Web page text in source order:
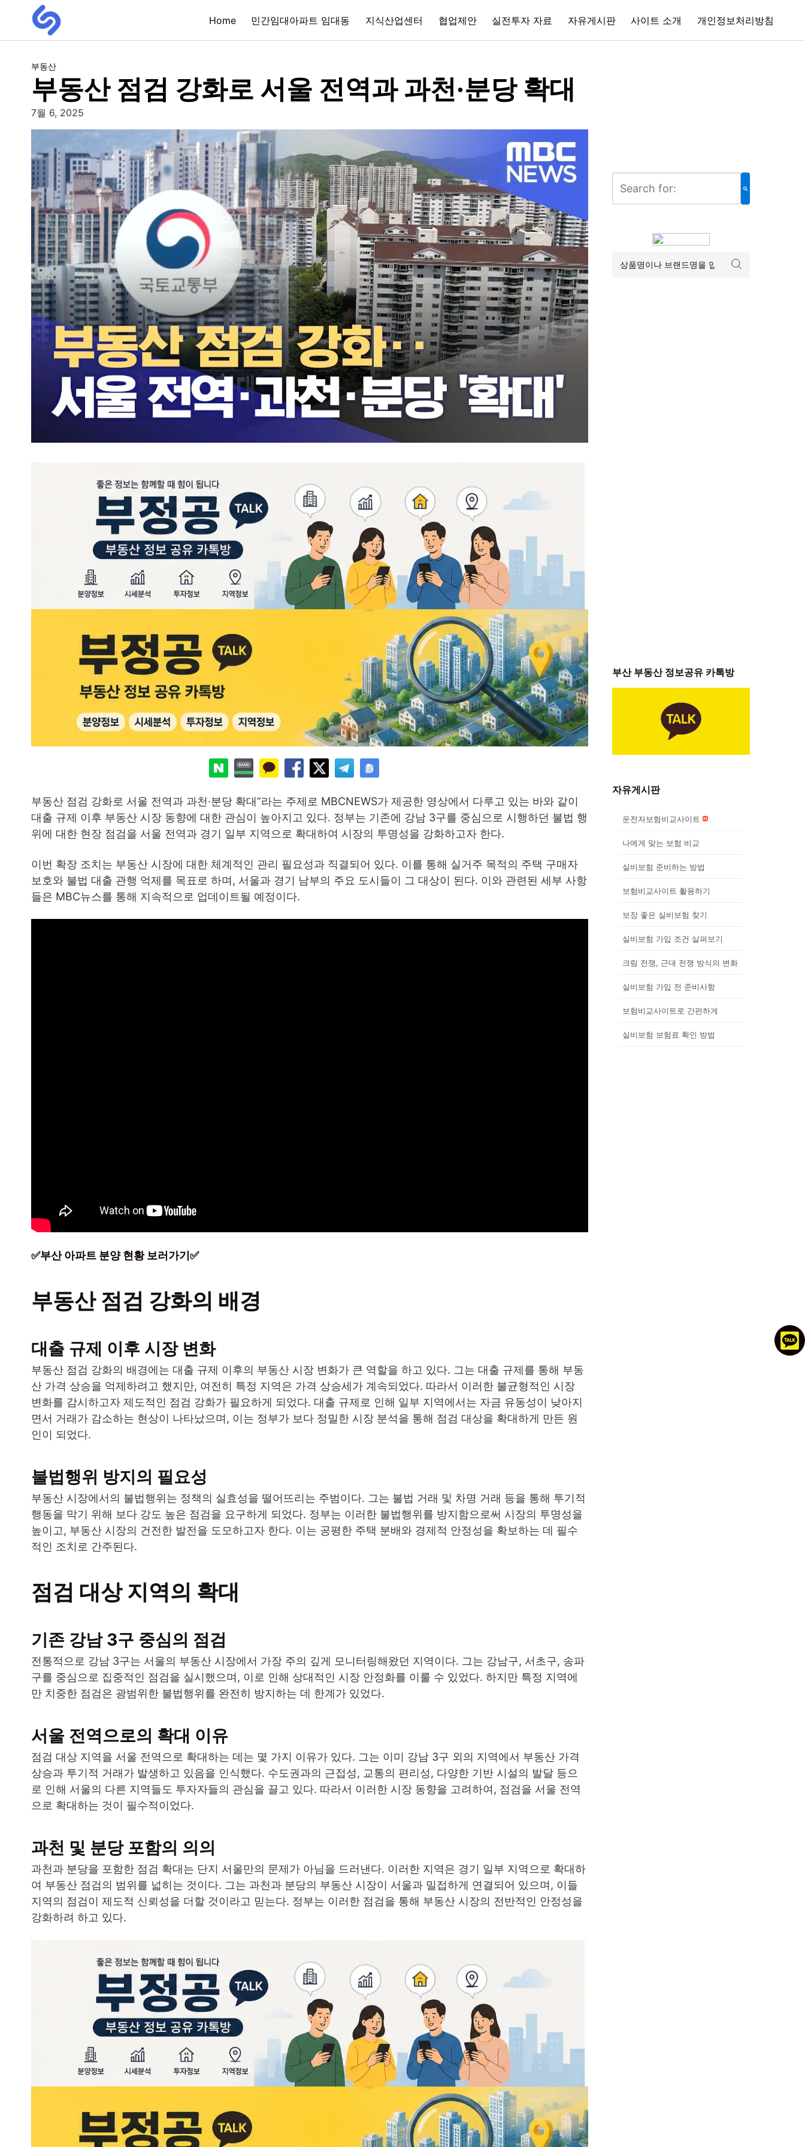
Home 민간임대아파트 임대동 지식산업센터 협업제안 실전투자 자료 자유게시판 사이트 소개 개인정보처리방침
부동산
부동산 점검 강화로 서울 전역과 과천·분당 확대
7월 6, 2025
부동산 점검 강화로 서울 전역과 과천·분당 확대”라는 주제로 MBCNEWS가 제공한 영상에서 다루고 있는 바와 같이
대출 규제 이후 부동산 시장 동향에 대한 관심이 높아지고 있다. 정부는 기존에 강남 3구를 중심으로 시행하던 불법 행
위에 대한 현장 점검을 서울 전역과 경기 일부 지역으로 확대하여 시장의 투명성을 강화하고자 한다.
이번 확장 조치는 부동산 시장에 대한 체계적인 관리 필요성과 직결되어 있다. 이를 통해 실거주 목적의 주택 구매자
보호와 불법 대출 관행 억제를 목표로 하며, 서울과 경기 남부의 주요 도시들이 그 대상이 된다. 이와 관련된 세부 사항
들은 MBC뉴스를 통해 지속적으로 업데이트될 예정이다.
✅부산 아파트 분양 현황 보러가기✅
부동산 점검 강화의 배경
대출 규제 이후 시장 변화
부동산 점검 강화의 배경에는 대출 규제 이후의 부동산 시장 변화가 큰 역할을 하고 있다. 그는 대출 규제를 통해 부동
산 가격 상승을 억제하려고 했지만, 여전히 특정 지역은 가격 상승세가 계속되었다. 따라서 이러한 불균형적인 시장
변화를 감시하고자 제도적인 점검 강화가 필요하게 되었다. 대출 규제로 인해 일부 지역에서는 자금 유동성이 낮아지
면서 거래가 감소하는 현상이 나타났으며, 이는 정부가 보다 정밀한 시장 분석을 통해 점검 대상을 확대하게 만든 원
인이 되었다.
불법행위 방지의 필요성
부동산 시장에서의 불법행위는 정책의 실효성을 떨어뜨리는 주범이다. 그는 불법 거래 및 차명 거래 등을 통해 투기적
행동을 막기 위해 보다 강도 높은 점검을 요구하게 되었다. 정부는 이러한 불법행위를 방지함으로써 시장의 투명성을
높이고, 부동산 시장의 건전한 발전을 도모하고자 한다. 이는 공평한 주택 분배와 경제적 안정성을 확보하는 데 필수
적인 조치로 간주된다.
점검 대상 지역의 확대
기존 강남 3구 중심의 점검
전통적으로 강남 3구는 서울의 부동산 시장에서 가장 주의 깊게 모니터링해왔던 지역이다. 그는 강남구, 서초구, 송파
구를 중심으로 집중적인 점검을 실시했으며, 이로 인해 상대적인 시장 안정화를 이룰 수 있었다. 하지만 특정 지역에
만 치중한 점검은 광범위한 불법행위를 완전히 방지하는 데 한계가 있었다.
서울 전역으로의 확대 이유
점검 대상 지역을 서울 전역으로 확대하는 데는 몇 가지 이유가 있다. 그는 이미 강남 3구 외의 지역에서 부동산 가격
상승과 투기적 거래가 발생하고 있음을 인식했다. 수도권과의 근접성, 교통의 편리성, 다양한 기반 시설의 발달 등으
로 인해 서울의 다른 지역들도 투자자들의 관심을 끌고 있다. 따라서 이러한 시장 동향을 고려하여, 점검을 서울 전역
으로 확대하는 것이 필수적이었다.
과천 및 분당 포함의 의의
과천과 분당을 포함한 점검 확대는 단지 서울만의 문제가 아님을 드러낸다. 이러한 지역은 경기 일부 지역으로 확대하
여 부동산 점검의 범위를 넓히는 것이다. 그는 과천과 분당의 부동산 시장이 서울과 밀접하게 연결되어 있으며, 이들
지역의 점검이 제도적 신뢰성을 더할 것이라고 믿는다. 정부는 이러한 점검을 통해 부동산 시장의 전반적인 안정성을
강화하려 하고 있다.
부산 부동산 정보공유 카톡방
자유게시판
운전자보험비교사이트
나에게 맞는 보험 비교
실비보험 준비하는 방법
보험비교사이트 활용하기
보장 좋은 실비보험 찾기
실비보험 가입 조건 살펴보기
크림 전쟁, 근대 전쟁 방식의 변화
실비보험 가입 전 준비사항
보험비교사이트로 간편하게
실비보험 보험료 확인 방법